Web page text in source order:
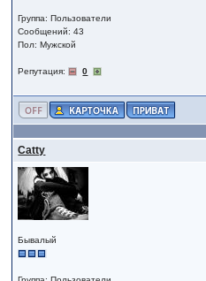
Группа: Пользователи
Сообщений: 43
Пол: Мужской
Репутация: 0
Catty
Бывалый